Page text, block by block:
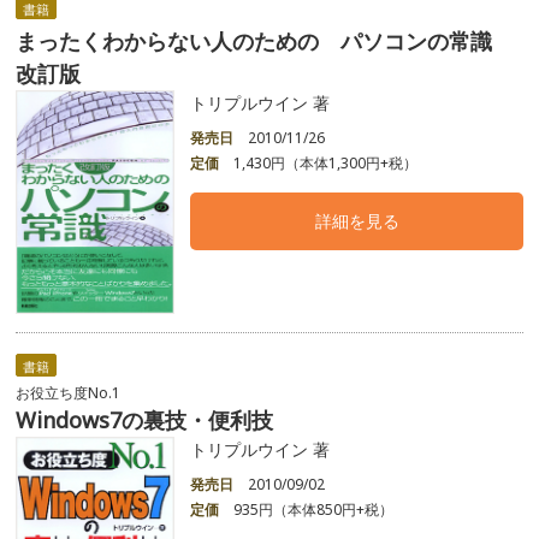
書籍
まったくわからない人のための パソコンの常識
改訂版
トリプルウイン 著
発売日
2010/11/26
定価
1,430円（本体1,300円+税）
詳細を見る
書籍
お役立ち度No.1
Windows7の裏技・便利技
トリプルウイン 著
発売日
2010/09/02
定価
935円（本体850円+税）